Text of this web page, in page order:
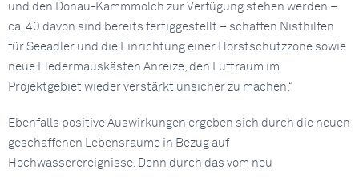
und den Donau-Kammmolch zur Verfügung stehen werden –
ca. 40 davon sind bereits fertiggestellt – schaffen Nisthilfen
für Seeadler und die Einrichtung einer Horstschutzzone sowie
neue Fledermauskästen Anreize, den Luftraum im
Projektgebiet wieder verstärkt unsicher zu machen.“
Ebenfalls positive Auswirkungen ergeben sich durch die neuen
geschaffenen Lebensräume in Bezug auf
Hochwasserereignisse. Denn durch das vom neu